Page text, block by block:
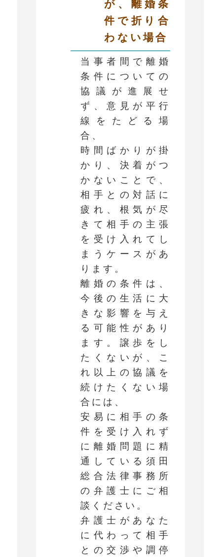
が、離婚条
件で折り合
わない場合
当事者間で離婚
条件についての
協議が進展せ
ず、意見が平行
線をたどる場
合、
時間ばかりが掛
かり、決着がつ
かないことで、
相手との対話に
疲れ、根気が尽
きて相手の主張
を受け入れてし
まうケースがあ
ります。
離婚の条件は、
今後の生活に大
きな影響を与え
る可能性があり
ます。譲歩をし
たくないが、こ
れ以上の協議を
続けたくない場
合には、
安易に相手の条
件を受け入れず
に離婚問題に精
通している須田
総合法律事務所
の弁護士にご相
談ください。
弁護士があなた
に代わって相手
との交渉や調停